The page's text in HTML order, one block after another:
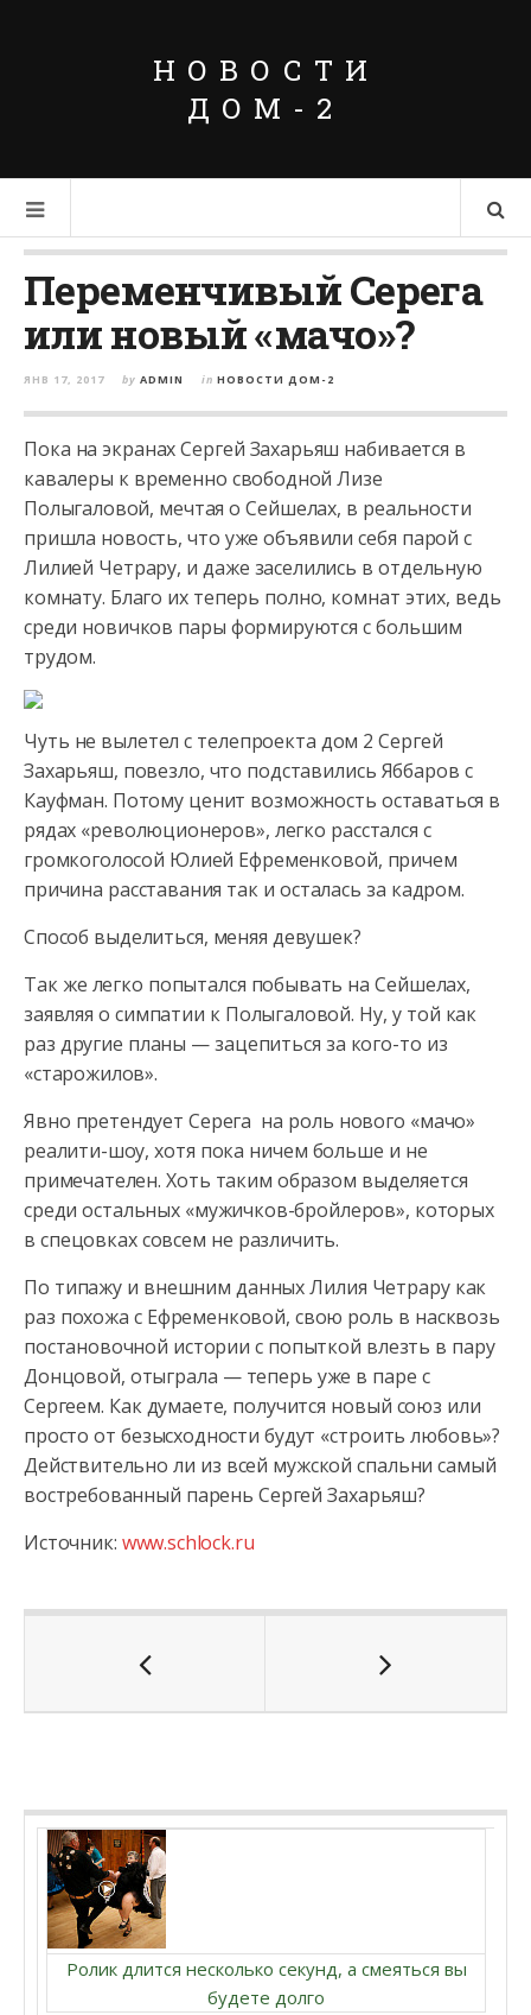
НОВОСТИ
ДОМ-2
Переменчивый Серега
или новый «мачо»?
ЯНВ 17, 2017 by ADMIN in НОВОСТИ ДОМ-2
Пока на экранах Сергей Захарьяш набивается в
кавалеры к временно свободной Лизе
Полыгаловой, мечтая о Сейшелах, в реальности
пришла новость, что уже объявили себя парой с
Лилией Четрару, и даже заселились в отдельную
комнату. Благо их теперь полно, комнат этих, ведь
среди новичков пары формируются с большим
трудом.
Чуть не вылетел с телепроекта дом 2 Сергей
Захарьяш, повезло, что подставились Яббаров с
Кауфман. Потому ценит возможность оставаться в
рядах «революционеров», легко расстался с
громкоголосой Юлией Ефременковой, причем
причина расставания так и осталась за кадром.
Способ выделиться, меняя девушек?
Так же легко попытался побывать на Сейшелах,
заявляя о симпатии к Полыгаловой. Ну, у той как
раз другие планы — зацепиться за кого-то из
«старожилов».
Явно претендует Серега на роль нового «мачо»
реалити-шоу, хотя пока ничем больше и не
примечателен. Хоть таким образом выделяется
среди остальных «мужичков-бройлеров», которых
в спецовках совсем не различить.
По типажу и внешним данных Лилия Четрару как
раз похожа с Ефременковой, свою роль в насквозь
постановочной истории с попыткой влезть в пару
Донцовой, отыграла — теперь уже в паре с
Сергеем. Как думаете, получится новый союз или
просто от безысходности будут «строить любовь»?
Действительно ли из всей мужской спальни самый
востребованный парень Сергей Захарьяш?
Источник: www.schlock.ru
Ролик длится несколько секунд, а смеяться вы
будете долго